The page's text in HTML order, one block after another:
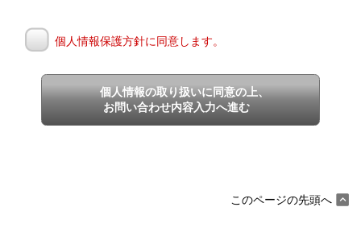
個人情報保護方針に同意します。
個人情報の取り扱いに同意の上、
お問い合わせ内容入力へ進む
このページの先頭へ